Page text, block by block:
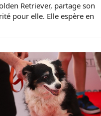
Retriever, partage son
pour elle. Elle espère en